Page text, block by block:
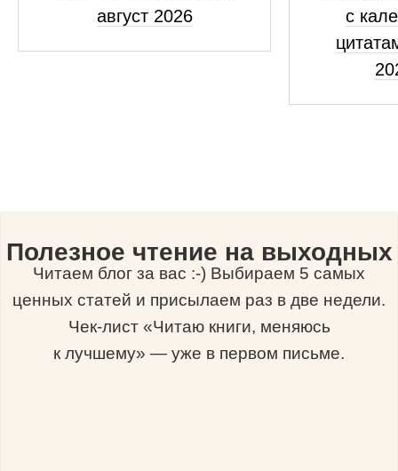
август 2026
с
Полезное чтение на выходных
Читаем блог за вас :-) Выбираем 5 самых
ценных статей и присылаем раз в две недели.
Чек-лист «Читаю книги, меняюсь
к лучшему» — уже в первом письме.